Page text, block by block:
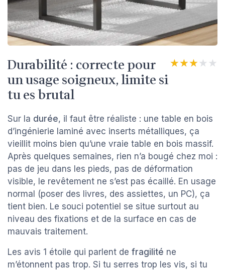
Durabilité : correcte pour
un usage soigneux, limite si
tu es brutal
★★★★★
★★★★★
Sur la durée, il faut être réaliste : une table en bois
d’ingénierie laminé avec inserts métalliques, ça
vieillit moins bien qu’une vraie table en bois massif.
Après quelques semaines, rien n’a bougé chez moi :
pas de jeu dans les pieds, pas de déformation
visible, le revêtement ne s’est pas écaillé. En usage
normal (poser des livres, des assiettes, un PC), ça
tient bien. Le souci potentiel se situe surtout au
niveau des fixations et de la surface en cas de
mauvais traitement.
Les avis 1 étoile qui parlent de fragilité ne
m’étonnent pas trop. Si tu serres trop les vis, si tu